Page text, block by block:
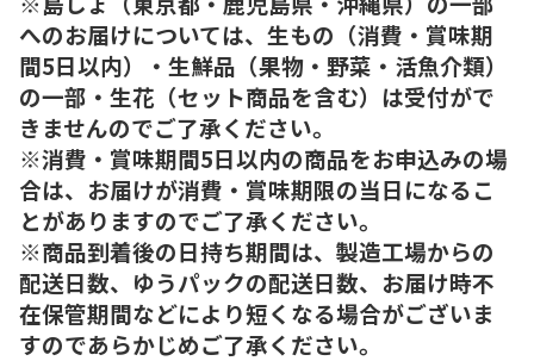
へのお届けについては、生もの（消費・賞味期
間5日以内）・生鮮品（果物・野菜・活魚介類）
の一部・生花（セット商品を含む）は受付がで
きませんのでご了承ください。
※消費・賞味期間5日以内の商品をお申込みの場
合は、お届けが消費・賞味期限の当日になるこ
とがありますのでご了承ください。
※商品到着後の日持ち期間は、製造工場からの
配送日数、ゆうパックの配送日数、お届け時不
在保管期間などにより短くなる場合がございま
すのであらかじめご了承ください。